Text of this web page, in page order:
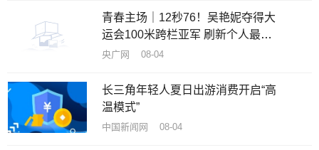
青春主场｜12秒76！吴艳妮夺得大
运会100米跨栏亚军 刷新个人最好
成绩
央广网 08-04
长三角年轻人夏日出游消费开启“高
温模式”
中国新闻网 08-04